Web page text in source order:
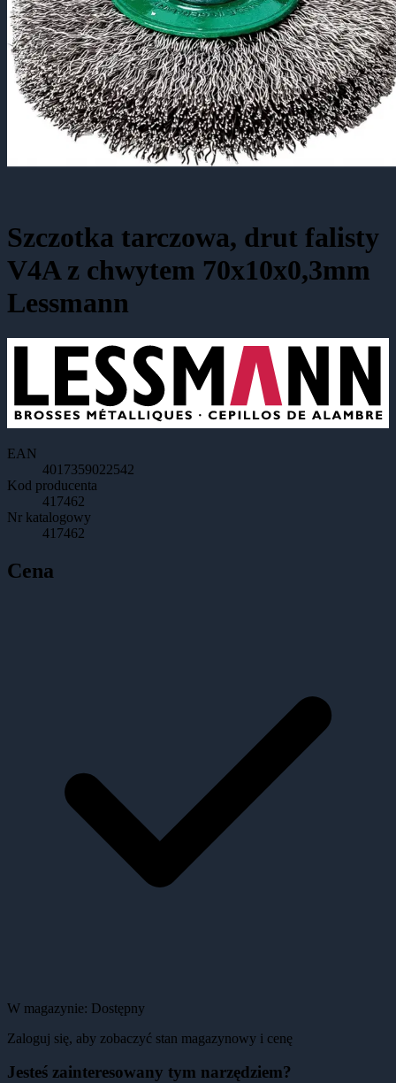
Szczotka tarczowa, drut falisty
V4A z chwytem 70x10x0,3mm
Lessmann
EAN
4017359022542
Kod producenta
417462
Nr katalogowy
417462
Cena
W magazynie: Dostępny
Zaloguj się, aby zobaczyć stan magazynowy i cenę
Jesteś zainteresowany tym narzędziem?